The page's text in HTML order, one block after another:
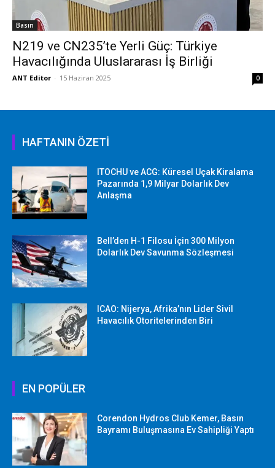
Basın
N219 ve CN235’te Yerli Güç: Türkiye
Havacılığında Uluslararası İş Birliği
ANT Editor - 15 Haziran 2025 0
HAFTANIN ÖZETİ
ITOCHU ve ACG: Küresel Uçak Kiralama
Pazarında 1,9 Milyar Dolarlık Dev
Anlaşma
Bell’den H-1 Filosu İçin 300 Milyon
Dolarlık Dev Savunma Sözleşmesi
ICAO: Nijerya, Afrika’nın Lider Sivil
Havacılık Otoritelerinden Biri
EN POPÜLER
Corendon Hydros Club Kemer, Basın
Bayramı Buluşmasına Ev Sahipliği Yaptı